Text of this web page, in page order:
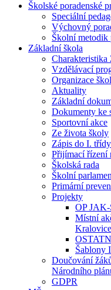
Školské poradenské
Speciální
Výchovný
Školní metodik
Základní škola
Charakteristika
Vzdělávací
Organizace
Aktuality
Základní
Dokumenty ke
Sportovní akce
Ze života školy
Zápis do I. třídy
Přijímací řízení
Školská rada
Školní
Primární
Projekty
OP
Místní
Šablony
Doučování
Národního
GDPR